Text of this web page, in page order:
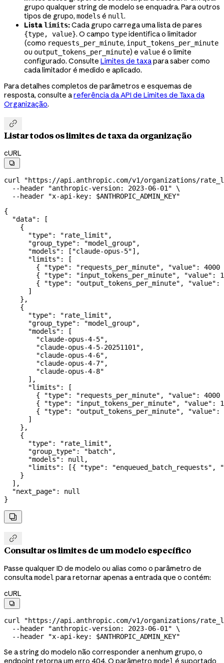
grupo qualquer string de modelo se enquadra. Para outros
tipos de grupo, models é null.
Listalimits:Cada grupo carrega uma lista de pares
{type, value}. O campo typeidentifica o limitador
(como requests_per_minute, input_tokens_per_minute
ou output_tokens_per_minute) e valueé o limite
configurado. Consulte Limites de taxapara saber como
cada limitador é medido e aplicado.
Para detalhes completos de parâmetros e esquemas de
resposta, consulte areferência da API de Limites de Taxa da
Organização.

Listar todos os limites de taxa da organização
cURL

curl
"https://api.anthropic.com/v1/organizations/
  --header
"anthropic-version: 2023-06-01" \
  --header
"x-api-key: $ANTHROPIC_ADMIN_KEY"
{
  "data"
: [
    {
      "type"
: "rate_limit" ,
      "group_type"
: "model_group" ,
      "models"
: [ "claude-opus-5"],
      "limits"
: [
        {
"type" : "requests_per_minute" , "value" : 4000
        {
"type" : "input_tokens_per_minute" , "value" :
        {
"type" : "output_tokens_per_minute" , "value" :
      ]
    },
    {
      "type"
: "rate_limit" ,
      "group_type"
: "model_group" ,
      "models"
: [
        "claude-opus-4-5"
,
        "claude-opus-4-5-20251101"
,
        "claude-opus-4-6"
,
        "claude-opus-4-7"
,
        "claude-opus-4-8"
      ],
      "limits"
: [
        {
"type" : "requests_per_minute" , "value" : 4000
        {
"type" : "input_tokens_per_minute" , "value" :
        {
"type" : "output_tokens_per_minute" , "value" :
      ]
    },
    {
      "type"
: "rate_limit" ,
      "group_type"
: "batch" ,
      "models"
: null ,
      "limits"
: [{ "type" : "enqueued_batch_requests" ,
    }
  ],
  "next_page"
: null
}


Consultar os limites de um modelo específico
Passe qualquer ID de modelo ou alias como o parâmetro de
consultamodel para retornar apenas a entrada que o contém:
cURL

curl
"https://api.anthropic.com/v1/organizations/
  --header
"anthropic-version: 2023-06-01" \
  --header
"x-api-key: $ANTHROPIC_ADMIN_KEY"
Se a string do modelo não corresponder a nenhum grupo, o
endpoint retorna um erro 404. O parâmetro model é suportado